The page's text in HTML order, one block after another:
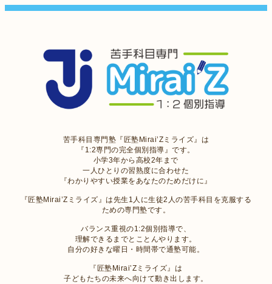
苦手科目専門塾『匠塾Mirai’Zミライズ』は
『1:2専門の完全個別指導』です。
小学3年から高校2年まで
一人ひとりの習熟度に合わせた
『わかりやすい授業をあなたのためだけに』
『匠塾Mirai’Zミライズ』は先生1人に生徒2人の苦手科目を克服する
ための専門塾です。
バランス重視の1:2個別指導で、
理解できるまでとことんやります。
自分の好きな曜日・時間帯で通塾可能。
『匠塾Mirai’Zミライズ』は
子どもたちの未来へ向けて動き出します。